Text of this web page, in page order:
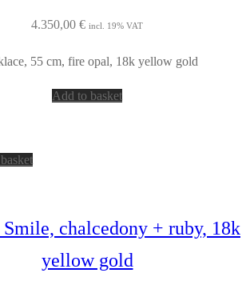
4.350,00 € incl. 19% VAT
55 cm, fire opal, 18k yellow gold
Add to basket
chalcedony + ruby, 18k
yellow gold